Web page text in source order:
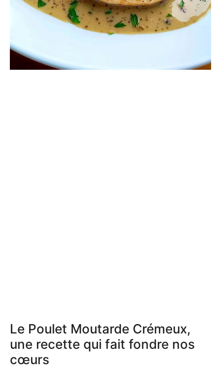
Le Poulet Moutarde Crémeux,
une recette qui fait fondre nos
cœurs